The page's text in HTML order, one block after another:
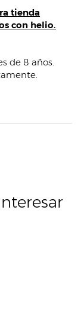
tienda
con helio.
de 8 años.